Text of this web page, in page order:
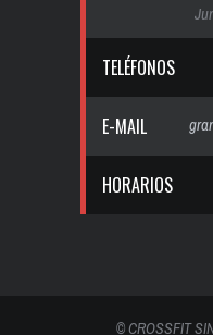
TELÉFONOS
E-MAIL
HORARIOS
© CROSSFIT